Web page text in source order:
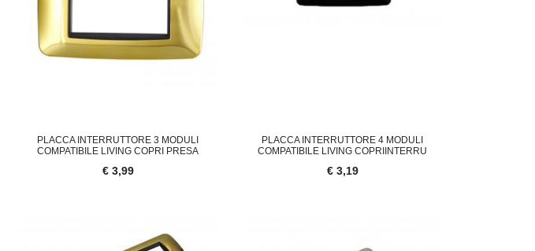
PLACCA INTERRUTTORE 3 MODULI
COMPATIBILE LIVING COPRI PRESA
€ 3,99
PLACCA INTERRUTTORE 4 MODULI
COMPATIBILE LIVING COPRIINTERRU
€ 3,19